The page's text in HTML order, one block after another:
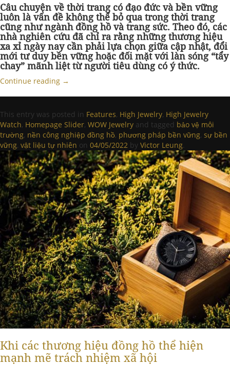
Câu chuyện về thời trang có đạo đức và bền vững
luôn là vấn đề không thể bỏ qua trong thời trang
cũng như ngành đồng hồ và trang sức. Theo đó, các
nhà nghiên cứu đã chỉ ra rằng những thương hiệu
xa xỉ ngày nay cần phải lựa chọn giữa cập nhật, đổi
mới tư duy bền vững hoặc đối mặt với làn sóng “tẩy
chay” mãnh liệt từ người tiêu dùng có ý thức.
Continue reading →
This entry was posted in Features, High Jewelry, High Jewelry
Watch, Homepage Slider, WOW Jewelry and tagged bảo vệ môi
trường, nền công nghiệp đồng hồ, phương pháp bền vững, sự bền
vững, vật liệu tự nhiên on 04/05/2022 by Victor Leung.
Khi các thương hiệu đồng hồ thể hiện
mạnh mẽ trách nhiệm xã hội